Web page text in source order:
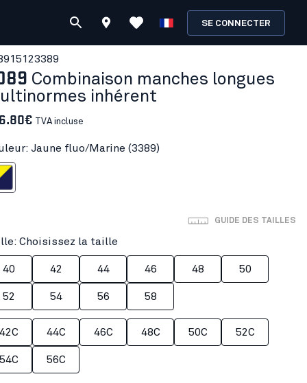
SE CONNECTER
3389
Combinaison manches longues
inhérent
TVA incluse
Jaune fluo/Marine (3389)
Marine
GUIDE DES TAILLES
Choisissez la taille
40 42 44 46 48 50
52 54 56 58
42C 44C 46C 48C 50C 52C
54C 56C